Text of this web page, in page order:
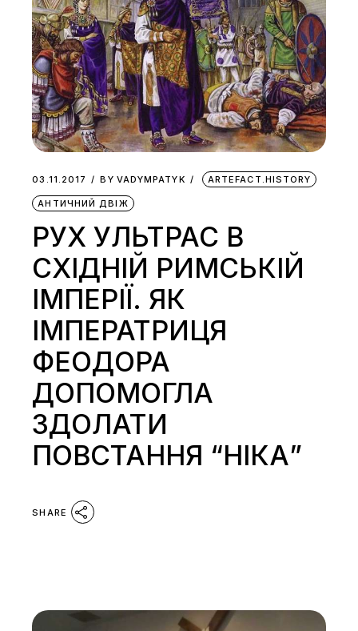
03.11.2017 BY VADYMPATYK ARTEFACT.HISTORY
АНТИЧНИЙ ДВІЖ
РУХ УЛЬТРАС В
СХІДНІЙ РИМСЬКІЙ
ІМПЕРІЇ. ЯК
ІМПЕРАТРИЦЯ
ФЕОДОРА
ДОПОМОГЛА
ЗДОЛАТИ
ПОВСТАННЯ “НІКА”
SHARE